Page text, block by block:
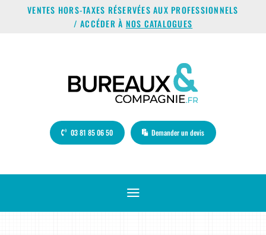
VENTES HORS-TAXES RÉSERVÉES AUX PROFESSIONNELS
/ ACCÉDER À NOS CATALOGUES
03 81 85 06 50 Demander un devis
a